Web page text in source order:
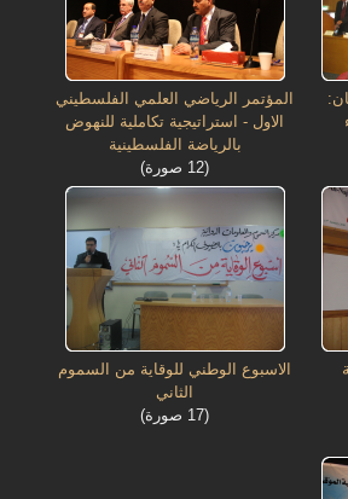
المؤتمر الرياضي العلمي الفلسطيني
الاول - استراتيجية تكاملية للنهوض
بالرياضة الفلسطينية
(12 صورة)
الاسبوع الوطني للوقاية من السموم
الثاني
(17 صورة)